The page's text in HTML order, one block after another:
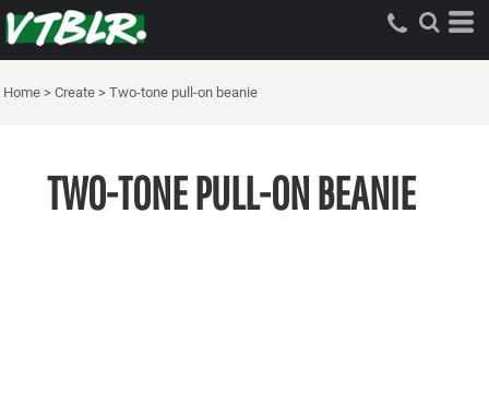
Home > Create > Two-tone pull-on beanie
TWO-TONE PULL-ON BEANIE